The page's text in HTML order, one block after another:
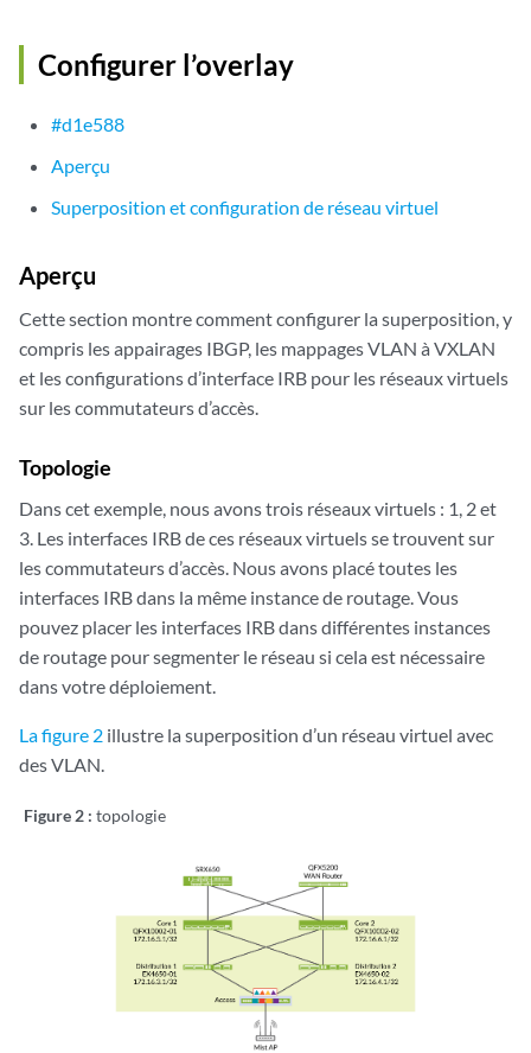
set security zones security-zone trust interfaces ge-0/0/2.0
set security zones security-zone untrust interfaces ge-0/0/4.0
set interfaces ge-0/0/2 unit 0 family inet address 10.16.6.1/24
set interfaces ge-0/0/4 unit 0 family inet address
Configurer l’overlay
#d1e588
Aperçu
Superposition et configuration de réseau virtuel
Aperçu
Cette section montre comment configurer la superposition, y
compris les appairages IBGP, les mappages VLAN à VXLAN
et les configurations d’interface IRB pour les réseaux virtuels
sur les commutateurs d’accès.
Topologie
Dans cet exemple, nous avons trois réseaux virtuels : 1, 2 et
3. Les interfaces IRB de ces réseaux virtuels se trouvent sur
les commutateurs d’accès. Nous avons placé toutes les
interfaces IRB dans la même instance de routage. Vous
pouvez placer les interfaces IRB dans différentes instances
de routage pour segmenter le réseau si cela est nécessaire
dans votre déploiement.
La figure 2 illustre la superposition d’un réseau virtuel avec
des VLAN.
Figure 2 : topologie